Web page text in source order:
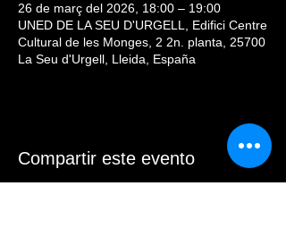
26 de març del 2026, 18:00 – 19:00
UNED DE LA SEU D'URGELL, Edifici Centre
Cultural de les Monges, 2 2n. planta, 25700
La Seu d'Urgell, Lleida, España
Compartir este evento